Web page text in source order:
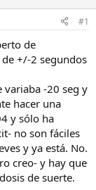
#1
de
+/-2 segundos
variaba -20 seg y
hacer una
y sólo ha
no son fáciles
y ya está. No.
creo- y hay que
de suerte.